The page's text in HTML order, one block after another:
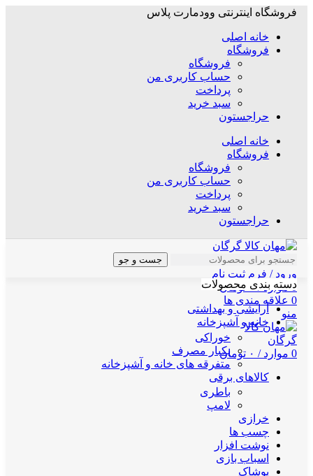
فروشگاه اینترنتی وودمارت پلاس
خانه اصلی
فروشگاه
فروشگاه
حساب کاربری من
پرداخت
سبد خرید
حراجستون
خانه اصلی
فروشگاه
فروشگاه
حساب کاربری من
پرداخت
سبد خرید
حراجستون
جست و جو
ورود / فرم ثبت نام
0 موارد / ۰ تومان
0 علاقه مندی ها
منو
0 موارد / ۰ تومان
دسته بندی محصولات
آرایشی و بهداشتی
خانه و آشپزخانه
خوراکی
یکبار مصرف
متفرقه های خانه و آشپزخانه
کالاهای برقی
باطری
لامپ
خرازی
چسب ها
نوشت افزار
اسباب بازی
پوشاک